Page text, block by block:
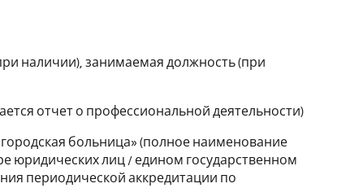
наличии), занимаемая должность (при
отчет о профессиональной деятельности)
больница» (полное наименование
юридических лиц / едином государственном
периодической аккредитации по